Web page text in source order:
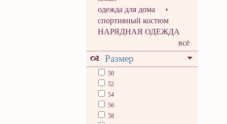
одежда для дома
спортивный костюм
НАРЯДНАЯ ОДЕЖДА
всё
Размер
50
52
54
56
58